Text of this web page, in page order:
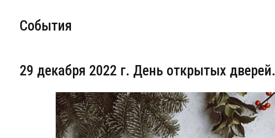
Курсы повышения квалификации
Конкурсы
Творческий инкубатор
События
29 декабря 2022 г. День открытых дверей.